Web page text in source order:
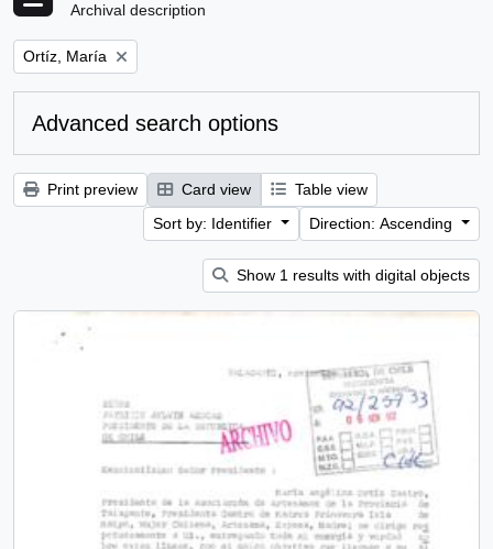
Archival description
Remove filter:
Ortíz, María
Advanced search options
Print preview Card view
Table view
Sort by: Identifier
Direction: Ascending
Show 1 results with digital objects